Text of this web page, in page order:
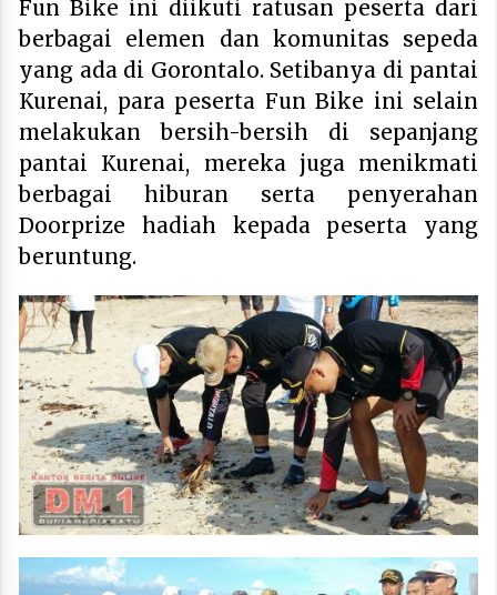
Fun Bike ini diikuti ratusan peserta dari
berbagai elemen dan komunitas sepeda
yang ada di Gorontalo. Setibanya di pantai
Kurenai, para peserta Fun Bike ini selain
melakukan bersih-bersih di sepanjang
pantai Kurenai, mereka juga menikmati
berbagai hiburan serta penyerahan
Doorprize hadiah kepada peserta yang
beruntung.